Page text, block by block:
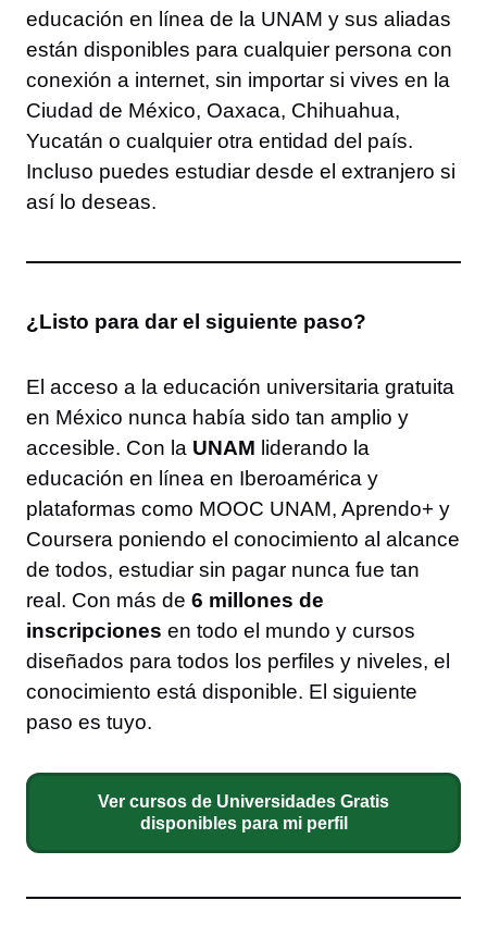
educación en línea de la UNAM y sus aliadas
están disponibles para cualquier persona con
conexión a internet, sin importar si vives en la
Ciudad de México, Oaxaca, Chihuahua,
Yucatán o cualquier otra entidad del país.
Incluso puedes estudiar desde el extranjero si
así lo deseas.
¿Listo para dar el siguiente paso?
El acceso a la educación universitaria gratuita
en México nunca había sido tan amplio y
accesible. Con la UNAM liderando la
educación en línea en Iberoamérica y
plataformas como MOOC UNAM, Aprendo+ y
Coursera poniendo el conocimiento al alcance
de todos, estudiar sin pagar nunca fue tan
real. Con más de 6 millones de
inscripciones en todo el mundo y cursos
diseñados para todos los perfiles y niveles, el
conocimiento está disponible. El siguiente
paso es tuyo.
Ver cursos de Universidades Gratis
disponibles para mi perfil